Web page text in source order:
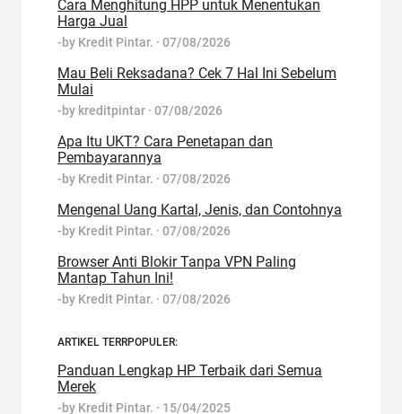
Cara Menghitung HPP untuk Menentukan
Harga Jual
-by Kredit Pintar. · 07/08/2026
Mau Beli Reksadana? Cek 7 Hal Ini Sebelum
Mulai
-by kreditpintar · 07/08/2026
Apa Itu UKT? Cara Penetapan dan
Pembayarannya
-by Kredit Pintar. · 07/08/2026
Mengenal Uang Kartal, Jenis, dan Contohnya
-by Kredit Pintar. · 07/08/2026
Browser Anti Blokir Tanpa VPN Paling
Mantap Tahun Ini!
-by Kredit Pintar. · 07/08/2026
ARTIKEL TERRPOPULER:
Panduan Lengkap HP Terbaik dari Semua
Merek
-by Kredit Pintar. · 15/04/2025